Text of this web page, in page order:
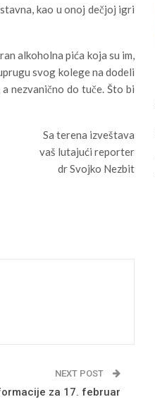
kao u onoj dečjoj igri
alkoholna pića koja su im,
svog kolege na dodeli
nezvanično do tuče. Što bi
Sa terena izveštava
vaš lutajući reporter
dr Svojko Nezbit
NEXT POST
za 17. februar